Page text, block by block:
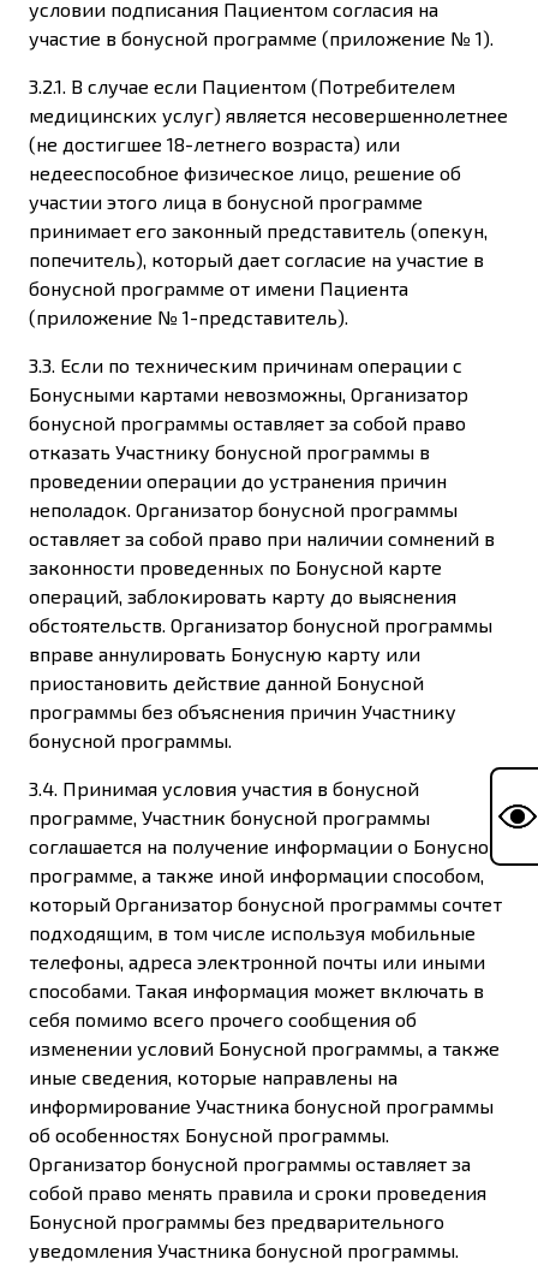
условии подписания Пациентом согласия на
участие в бонусной программе (приложение № 1).
3.2.1. В случае если Пациентом (Потребителем
медицинских услуг) является несовершеннолетнее
(не достигшее 18-летнего возраста) или
недееспособное физическое лицо, решение об
участии этого лица в бонусной программе
принимает его законный представитель (опекун,
попечитель), который дает согласие на участие в
бонусной программе от имени Пациента
(приложение № 1-представитель).
3.3. Если по техническим причинам операции с
Бонусными картами невозможны, Организатор
бонусной программы оставляет за собой право
отказать Участнику бонусной программы в
проведении операции до устранения причин
неполадок. Организатор бонусной программы
оставляет за собой право при наличии сомнений в
законности проведенных по Бонусной карте
операций, заблокировать карту до выяснения
обстоятельств. Организатор бонусной программы
вправе аннулировать Бонусную карту или
приостановить действие данной Бонусной
программы без объяснения причин Участнику
бонусной программы.
3.4. Принимая условия участия в бонусной
программе, Участник бонусной программы
соглашается на получение информации о Бонусной
программе, а также иной информации способом,
который Организатор бонусной программы сочтет
подходящим, в том числе используя мобильные
телефоны, адреса электронной почты или иными
способами. Такая информация может включать в
себя помимо всего прочего сообщения об
изменении условий Бонусной программы, а также
иные сведения, которые направлены на
информирование Участника бонусной программы
об особенностях Бонусной программы.
Организатор бонусной программы оставляет за
собой право менять правила и сроки проведения
Бонусной программы без предварительного
уведомления Участника бонусной программы.